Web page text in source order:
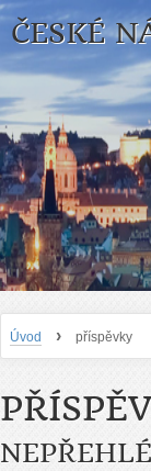
ČESKÉ
Úvod › příspěvky